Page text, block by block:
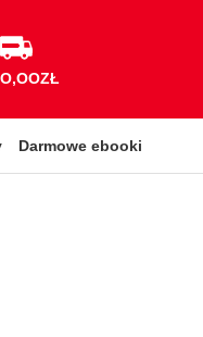
Darmowe ebooki